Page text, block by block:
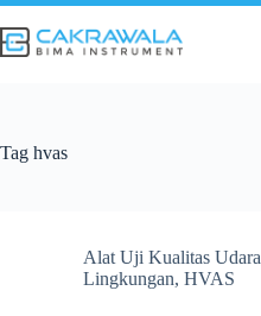
Skip
to
content
Tag hvas
Alat Uji Kualitas Udara
Lingkungan, HVAS